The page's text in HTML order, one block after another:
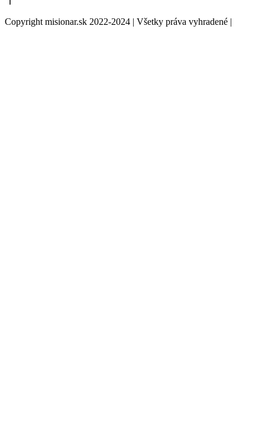
Copyright misionar.sk 2022-2024 | Všetky práva vyhradené |